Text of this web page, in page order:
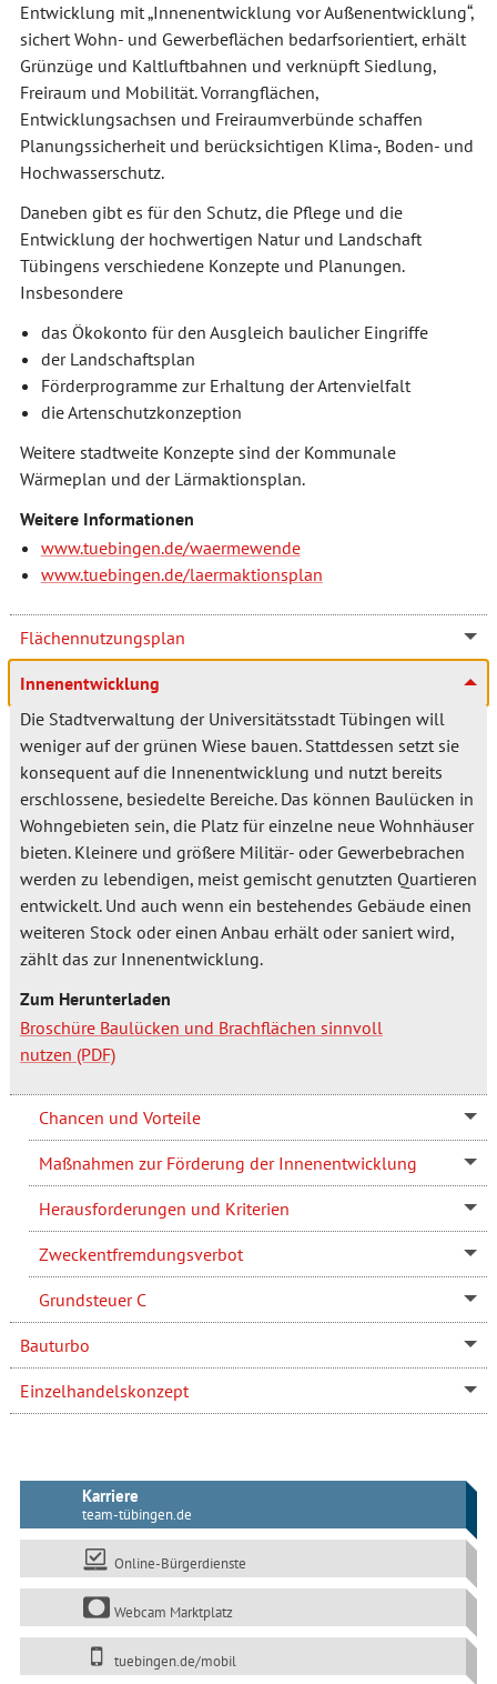
Entwicklung mit „Innenentwicklung vor Außenentwicklung“,
sichert Wohn- und Gewerbeflächen bedarfsorientiert, erhält
Grünzüge und Kaltluftbahnen und verknüpft Siedlung,
Freiraum und Mobilität. Vorrangflächen,
Entwicklungsachsen und Freiraumverbünde schaffen
Planungssicherheit und berücksichtigen Klima-, Boden- und
Hochwasserschutz.
Daneben gibt es für den Schutz, die Pflege und die
Entwicklung der hochwertigen Natur und Landschaft
Tübingens verschiedene Konzepte und Planungen.
Insbesondere
das Ökokonto für den Ausgleich baulicher Eingriffe
der Landschaftsplan
Förderprogramme zur Erhaltung der Artenvielfalt
die Artenschutzkonzeption
Weitere stadtweite Konzepte sind der Kommunale
Wärmeplan und der Lärmaktionsplan.
Weitere Informationen
www.tuebingen.de/waermewende
www.tuebingen.de/laermaktionsplan
Flächennutzungsplan
Innenentwicklung
Die Stadtverwaltung der Universitätsstadt Tübingen will
weniger auf der grünen Wiese bauen. Stattdessen setzt sie
konsequent auf die Innenentwicklung und nutzt bereits
erschlossene, besiedelte Bereiche. Das können Baulücken in
Wohngebieten sein, die Platz für einzelne neue Wohnhäuser
bieten. Kleinere und größere Militär- oder Gewerbebrachen
werden zu lebendigen, meist gemischt genutzten Quartieren
entwickelt. Und auch wenn ein bestehendes Gebäude einen
weiteren Stock oder einen Anbau erhält oder saniert wird,
zählt das zur Innenentwicklung.
Zum Herunterladen
Broschüre Baulücken und Brachflächen sinnvoll
nutzen
Chancen und Vorteile
Maßnahmen zur Förderung der Innenentwicklung
Herausforderungen und Kriterien
Zweckentfremdungsverbot
Grundsteuer C
Bauturbo
Einzelhandelskonzept
Karriere
team-tübingen.de
Online-Bürgerdienste
Webcam Marktplatz
tuebingen.de/mobil